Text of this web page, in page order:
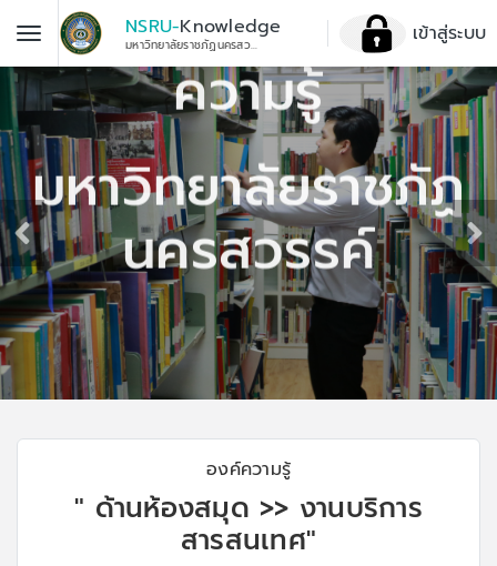
NSRU-Knowledge
มหาวิทยาลัยราชภัฏนครสวรรค์ เข้าสู่ระบบ
ระบบการจัดการองค์
ความรู้
มหาวิทยาลัยราชภัฏ
นครสวรรค์
องค์ความรู้
" ด้านห้องสมุด >> งานบริการ
สารสนเทศ"